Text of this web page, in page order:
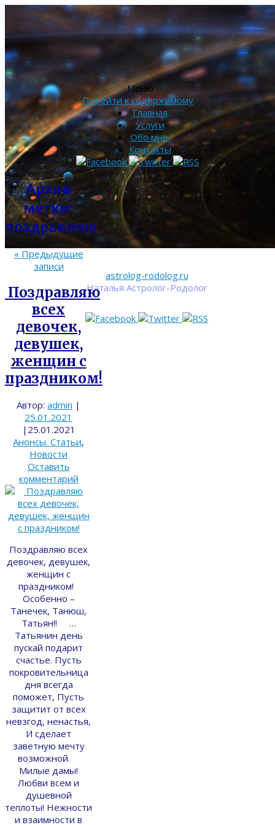
astrolog-rodolog.ru
Наталья Астролог-Родолог
Меню
Перейти к содержимому
Главная
Услуги
Обо мне.
Контакты
Архив
метки:
поздравляю
«Предыдущие
записи
Поздравляю
всех
девочек,
девушек,
женщин с
праздником!
Автор: admin |
25.01.2021
| 25.01.2021
Анонсы. Статьи,
Новости
Оставить
комментарий
Поздравляю всех
девочек, девушек,
женщин с
праздником!
Особенно –
Танечек, Танюш,
Татьян!! …
Татьянин день
пускай подарит
счастье. Пусть
покровительница
дня всегда
поможет, Пусть
защитит от всех
невзгод, ненастья,
И сделает
заветную мечту
возможной.
Милые дамы!
Любви всем и
душевной
теплоты! Нежности
и взаимности в